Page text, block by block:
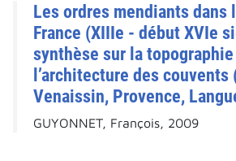
Les ordres mendiants dans
France (XIIIe - début XVIe
synthèse sur la
l’architecture des couvents
Venaissin, Provence,
GUYONNET, François, 2009